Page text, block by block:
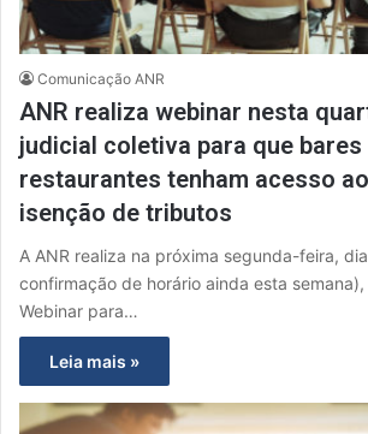
Comunicação ANR
ANR realiza webinar nesta
judicial coletiva para que bares
restaurantes tenham acesso ao
isenção de tributos
A ANR realiza na próxima segunda-feira,
confirmação de horário ainda esta semana),
Webinar para…
Leia mais »